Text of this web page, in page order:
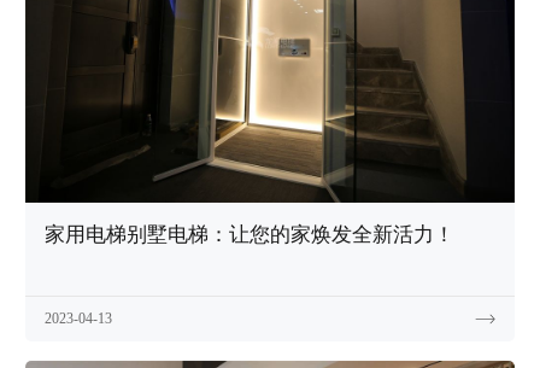
家用电梯别墅电梯：让您的家焕发全新活力！
2023-04-13